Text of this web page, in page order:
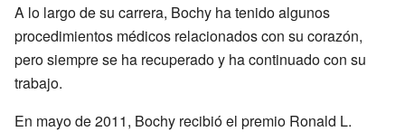
A lo largo de su carrera, Bochy ha tenido algunos
procedimientos médicos relacionados con su corazón,
pero siempre se ha recuperado y ha continuado con su
trabajo.
En mayo de 2011, Bochy recibió el premio Ronald L.